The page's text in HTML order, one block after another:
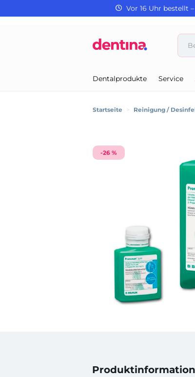
Vor 16 Uhr bestellt
Dentalprodukte Service
Startseite > Reinigung /
-26 %
Produktinformation